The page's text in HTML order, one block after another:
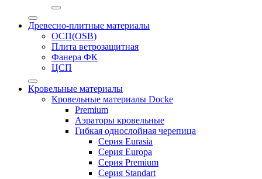
Древесно-плитные материалы
ОСП(OSB)
Плита ветрозащитная
Фанера ФК
ЦСП
Кровельные материалы
Кровельные материалы Docke
Premium
Аэраторы кровельные
Гибкая однослойная черепица
Серия Eurasia
Серия Europa
Серия Premium
Серия Standart